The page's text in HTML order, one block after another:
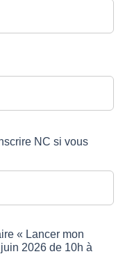
NC si vous
« Lancer mon
2026 de 10h à